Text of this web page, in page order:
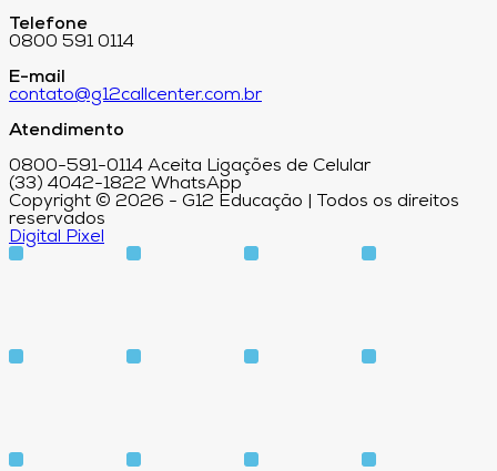
Telefone
0800 591 0114
E-mail
contato@g12callcenter.com.br
Atendimento
0800-591-0114 Aceita Ligações de Celular
(33) 4042-1822 WhatsApp
Copyright © 2026 - G12 Educação | Todos os direitos
reservados
Digital Pixel